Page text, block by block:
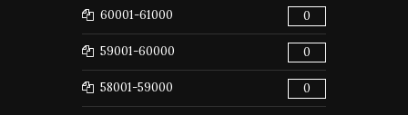
60001-61000 0
59001-60000 0
58001-59000 0